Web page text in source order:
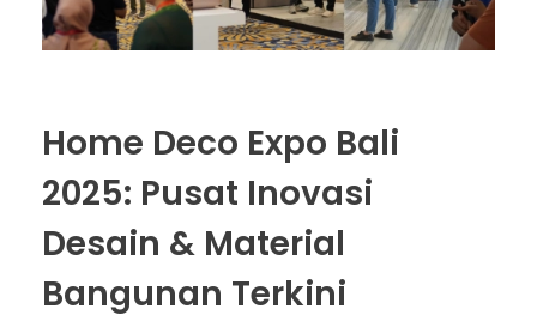
Home Deco Expo Bali
2025: Pusat Inovasi
Desain & Material
Bangunan Terkini